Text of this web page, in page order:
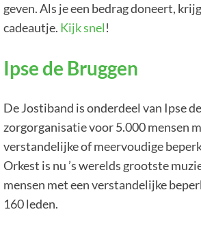
geven. Als je een bedrag doneert,
cadeautje. Kijk snel!
Ipse de Bruggen
De Jostiband is onderdeel van Ipse
zorgorganisatie voor 5.000 mensen
verstandelijke of meervoudige
Orkest is nu ’s werelds grootste
mensen met een verstandelijke
160 leden.